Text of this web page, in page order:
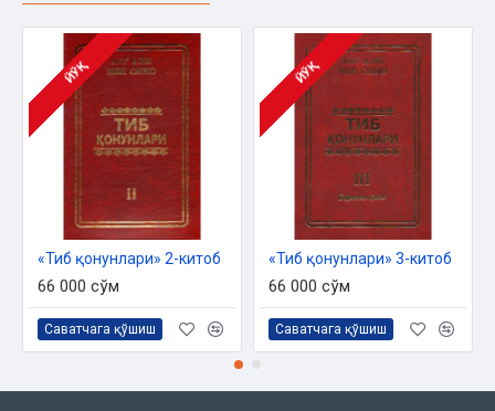
Дори номлари кўрсаткичи
Оғирлик ва узунлик ўлчовлари жадвали
ЙЎҚ
«Тиб қонунлари» 2-китоб
66 000 сўм
Саватчага қўшиш
ЙЎҚ
«Тиб қонунлари» 3-китоб
66 000 сўм
Саватчага қўшиш